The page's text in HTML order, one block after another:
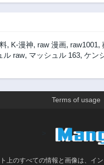
, K-漫神, raw 漫画, raw1001,
ル raw, マッシュル 163, ケン
Terms of usage
上のすべての情報と画像は、イ